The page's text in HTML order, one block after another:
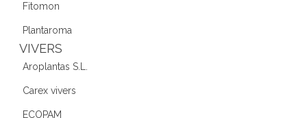
Fitomon
Plantaroma
VIVERS
Aroplantas S.L.
Carex vivers
ECOPAM